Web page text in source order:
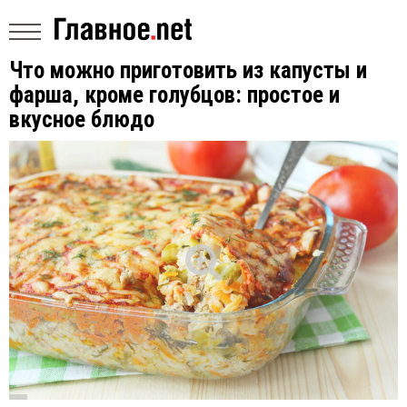
Что можно приготовить из капусты и
фарша, кроме голубцов: простое и
вкусное блюдо